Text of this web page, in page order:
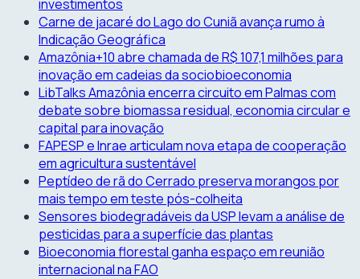
investimentos
Carne de jacaré do Lago do Cuniã avança rumo à
Indicação Geográfica
Amazônia+10 abre chamada de R$ 107,1 milhões para
inovação em cadeias da sociobioeconomia
LibTalks Amazônia encerra circuito em Palmas com
debate sobre biomassa residual, economia circular e
capital para inovação
FAPESP e Inrae articulam nova etapa de cooperação
em agricultura sustentável
Peptídeo de rã do Cerrado preserva morangos por
mais tempo em teste pós-colheita
Sensores biodegradáveis da USP levam a análise de
pesticidas para a superfície das plantas
Bioeconomia florestal ganha espaço em reunião
internacional na FAO